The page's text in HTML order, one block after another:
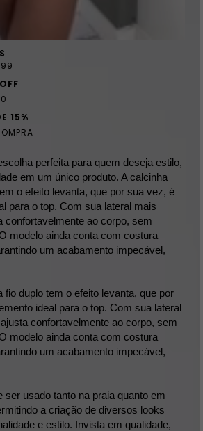
15%
perfeita para quem deseja estilo,
em um único produto. A calcinha
o efeito levanta, que por sua vez, é
para o top. Com sua lateral mais
confortavelmente ao corpo, sem
modelo ainda conta com costura
um acabamento impecável,
fio duplo tem o efeito levanta, que por
ideal para o top. Com sua lateral
confortavelmente ao corpo, sem
modelo ainda conta com costura
um acabamento impecável,
ser usado tanto na praia quanto em
a criação de diversos looks
e estilo. Invista em qualidade,